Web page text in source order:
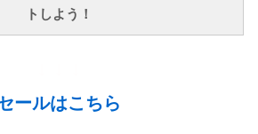
トしよう！
ールはこちら